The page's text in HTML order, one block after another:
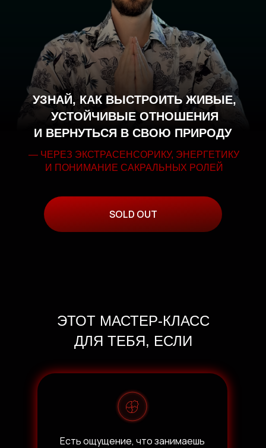
УЗНАЙ, КАК ВЫСТРОИТЬ ЖИВЫЕ,
УСТОЙЧИВЫЕ ОТНОШЕНИЯ
И ВЕРНУТЬСЯ В СВОЮ ПРИРОДУ
— ЧЕРЕЗ ЭКСТРАСЕНСОРИКУ, ЭНЕРГЕТИКУ
И ПОНИМАНИЕ САКРАЛЬНЫХ РОЛЕЙ
SOLD OUT
Есть ощущение, что занимаешь
ЭТОТ МАСТЕР-КЛАСС
ДЛЯ ТЕБЯ, ЕСЛИ